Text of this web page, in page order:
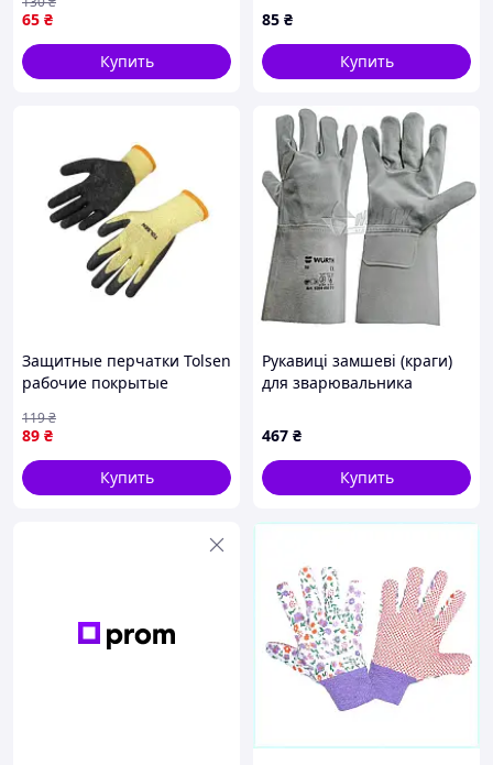
полиуретановым
покрытием размер 9
65 ₴
Купить
85 ₴
Купить
Защитные перчатки Tolsen
рабочие покрытые
желтые XL (10) (45312)
89 ₴
119₴
Купить
Рукавиці замшеві (краги)
для зварювальника
5350050210
467 ₴
Купить